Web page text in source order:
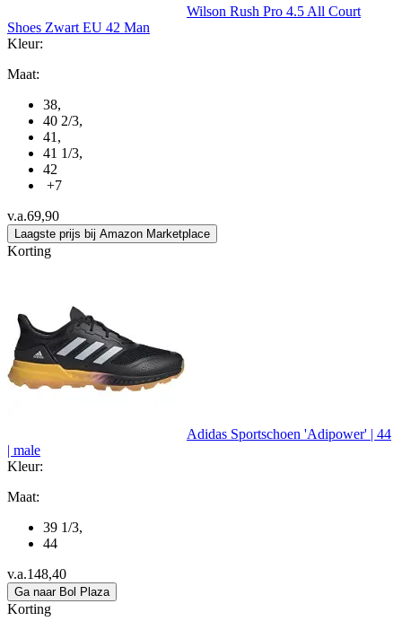
Wilson Rush Pro 4.5 All Court
Shoes Zwart EU 42 Man
Kleur:
Maat:
38,
40 2/3,
41 ,
41 1/3,
42
+7
v.a.69,90
Laagste prijs bij Amazon Marketplace
Korting
Adidas Sportschoen 'Adipower' | 44
| male
Kleur:
Maat:
39 1/3,
44
v.a.148,40
Ga naar Bol Plaza
Korting